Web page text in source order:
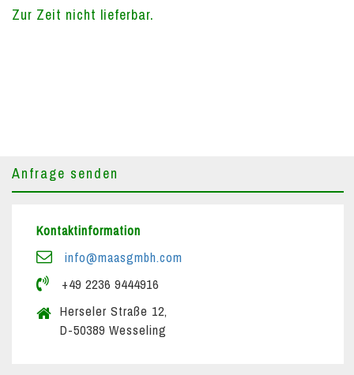
Zur Zeit nicht lieferbar.
Anfrage senden
Kontaktinformation
info@maasgmbh.com
+49 2236 9444916
Herseler Straße 12,
D-50389 Wesseling